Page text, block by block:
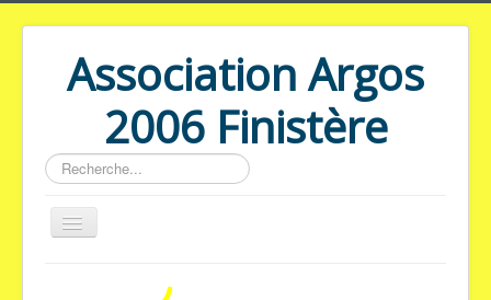
Association Argos
2006 Finistère
Rechercher